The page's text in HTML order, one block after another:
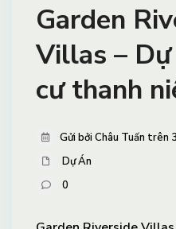
Garden
Villas –
cư thanh
Gửi bởi Châu Tuấn trên
Dự Án
0